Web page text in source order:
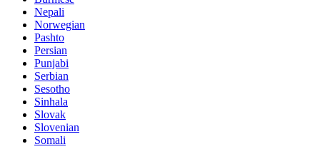
Nepali
Norwegian
Pashto
Persian
Punjabi
Serbian
Sesotho
Sinhala
Slovak
Slovenian
Somali